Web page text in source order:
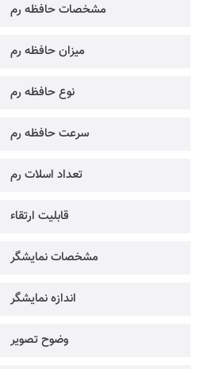
مشخصات حافظه رم
میزان حافظه رم
نوع حافظه رم
سرعت حافظه رم
تعداد اسلات رم
قابلیت ارتقاء
مشخصات نمایشگر
اندازه نمایشگر
وضوح تصویر